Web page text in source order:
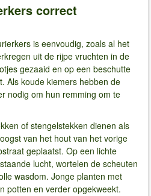
correct
is eenvoudig, zoals al het
uit de rijpe vruchten in de
gezaaid en op een beschutte
Als koude kiemers hebben de
nodig om hun remming om te
of stengelstekken dienen als
van het hout van het vorige
geplaatst. Op een lichte
lucht, wortelen de scheuten
wasdom. Jonge planten met
potten en verder opgekweekt.